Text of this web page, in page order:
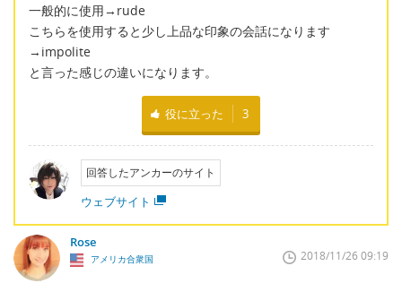
一般的に使用→rude
こちらを使用すると少し上品な印象の会話になります
→impolite
と言った感じの違いになります。
役に立った 3
回答したアンカーのサイト
ウェブサイト
Rose
アメリカ合衆国 2018/11/26 09:19